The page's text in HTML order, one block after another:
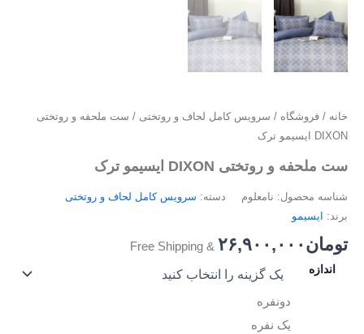
خانه / فروشگاه / سرویس کامل لحاف و روتختی / ست ملحفه و روتختی
DIXON ایسیمو ترک
ست ملحفه و روتختی DIXON ایسیمو ترک
شناسه محصول: نامعلوم دسته: سرویس کامل لحاف و روتختی
برند: ایسیمو
تومان ۲۶,۹۰۰,۰۰۰ & Free Shipping
اندازه
دونفره
یک نفره